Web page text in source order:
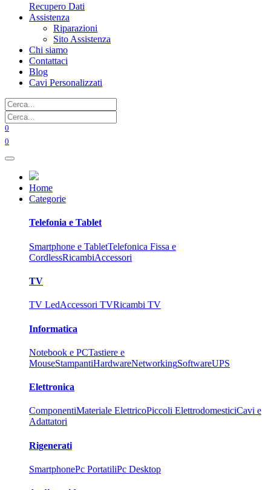
Recupero Dati
Assistenza
Riparazioni
Sito Assistenza
Chi siamo
Contattaci
Blog
Cavi Personalizzati
0
0
Home
Categorie
Telefonia e Tablet
Smartphone e TabletTelefonica Fissa e
CordlessRicambiAccessori
TV
TV LedAccessori TVRicambi TV
Informatica
Notebook e PCTastiere e
MouseStampantiHardwareNetworkingSoftwareUPS
Elettronica
ComponentiMateriale ElettricoPiccoli ElettrodomesticiCavi e
Adattatori
Rigenerati
SmartphonePc PortatiliPc Desktop